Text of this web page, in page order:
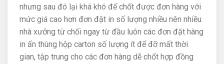
nhưng sau đó lại khá khó để chốt được đơn hàng với
mức giá cao hơn đơn đặt in số lượng nhiều nên nhiều
nhà xưởng từ chối ngay từ đầu luôn các đơn đặt hàng
in ấn thùng hộp carton số lượng ít để đỡ mất thời
gian, tập trung cho các đơn hàng dễ chốt hợp đồng